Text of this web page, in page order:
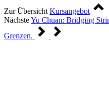
Zur Übersicht Kursangebot
NächsteYu Chuan: Bridging
Grenzen.